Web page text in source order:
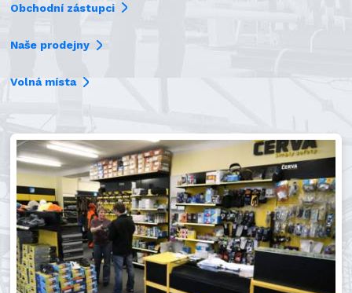
Obchodní zástupci
Naše prodejny
Volná místa